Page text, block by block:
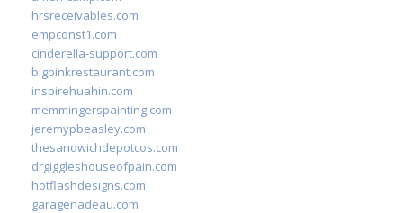
hrsreceivables.com
empconst1.com
cinderella-support.com
bigpinkrestaurant.com
inspirehuahin.com
memmingerspainting.com
jeremypbeasley.com
thesandwichdepotcos.com
drgiggleshouseofpain.com
hotflashdesigns.com
garagenadeau.com